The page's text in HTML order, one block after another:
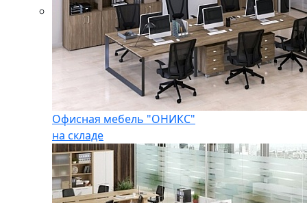
Офисная мебель "ОНИКС"
на складе